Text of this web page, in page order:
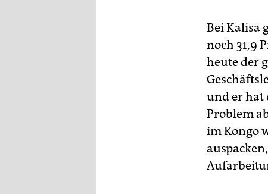
Bei Kalisa
noch 31,9
heute der
und er hat
Problem
im Kongo